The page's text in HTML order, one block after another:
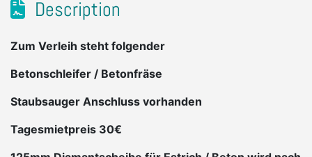
Description
Zum Verleih steht folgender
Betonschleifer / Betonfräse
Staubsauger Anschluss vorhanden
Tagesmietpreis 30€